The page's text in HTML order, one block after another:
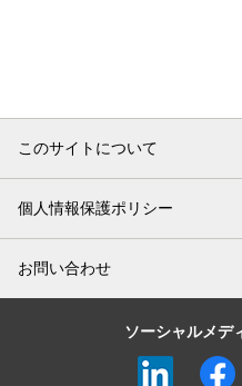
このサイトについて
個人情報保護ポリシー
お問い合わせ
ソーシャルメデ